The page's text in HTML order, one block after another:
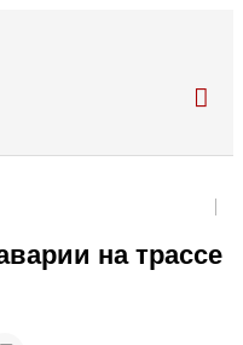
на трассе